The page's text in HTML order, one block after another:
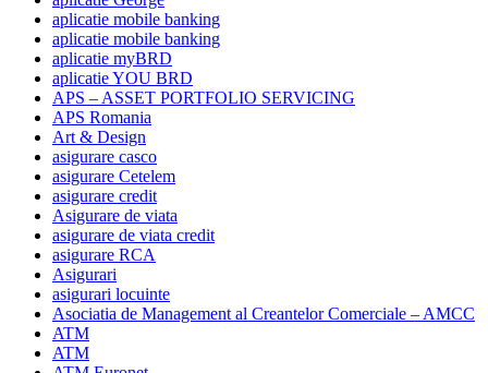
aplicatie mobile banking
aplicatie mobile banking
aplicatie myBRD
aplicatie YOU BRD
APS – ASSET PORTFOLIO SERVICING
APS Romania
Art & Design
asigurare casco
asigurare Cetelem
asigurare credit
Asigurare de viata
asigurare de viata credit
asigurare RCA
Asigurari
asigurari locuinte
Asociatia de Management al Creantelor Comerciale – AMCC
ATM
ATM